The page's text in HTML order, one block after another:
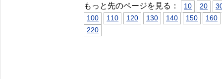
もっと先のページを見る： 10 20
100
110 120 130 140 150
160
220